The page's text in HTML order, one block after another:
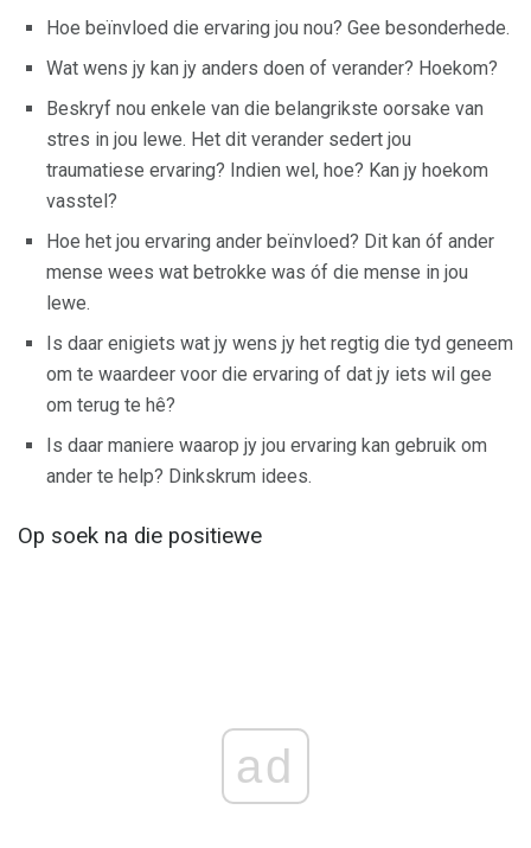
Hoe beïnvloed die ervaring jou nou? Gee besonderhede.
Wat wens jy kan jy anders doen of verander? Hoekom?
Beskryf nou enkele van die belangrikste oorsake van
stres in jou lewe. Het dit verander sedert jou
traumatiese ervaring? Indien wel, hoe? Kan jy hoekom
vasstel?
Hoe het jou ervaring ander beïnvloed? Dit kan óf ander
mense wees wat betrokke was óf die mense in jou
lewe.
Is daar enigiets wat jy wens jy het regtig die tyd geneem
om te waardeer voor die ervaring of dat jy iets wil gee
om terug te hê?
Is daar maniere waarop jy jou ervaring kan gebruik om
ander te help? Dinkskrum idees.
Op soek na die positiewe
ad